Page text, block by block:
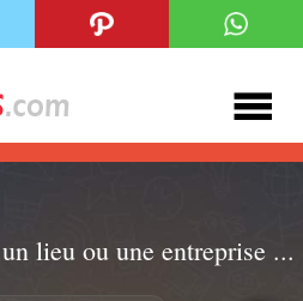
lieu ou une entreprise ...